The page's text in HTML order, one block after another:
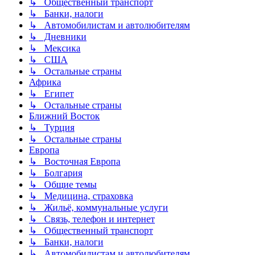
↳ Банки, налоги
↳ Автомобилистам и автолюбителям
↳ Дневники
↳ Мексика
↳ США
↳ Остальные страны
Африка
↳ Египет
↳ Остальные страны
Ближний Восток
↳ Турция
↳ Остальные страны
Европа
↳ Восточная Европа
↳ Болгария
↳ Общие темы
↳ Медицина, страховка
↳ Жильё, коммунальные услуги
↳ Связь, телефон и интернет
↳ Общественный транспорт
↳ Банки, налоги